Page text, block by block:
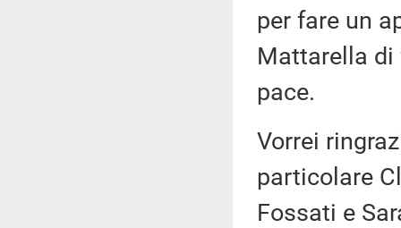
per fare un
Mattarella di
pace.
Vorrei
particolare
Fossati e